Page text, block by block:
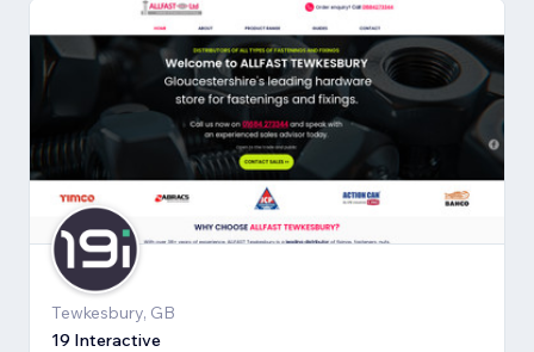
Tewkesbury, GB
19 Interactive